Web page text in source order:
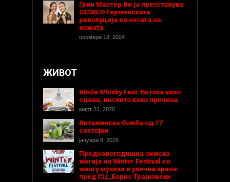
Грин Мастер Ви ја претставува
GESKE® Германската
револуција во негата на
кожата
ноември 18, 2024
ЖИВОТ
Bitola Whisky Fest: Битола како
сцена, вискито како причина
март 31, 2026
Витаминска бомба од 17
состојки
јануари 9, 2026
Предновогодишнa зимска
магија на Winter Festival со
многу музика и улична храна
пред СЦ „Борис Трајковски